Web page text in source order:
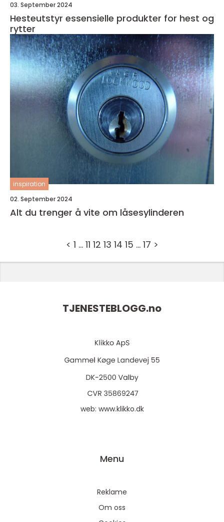
03. September 2024
Hesteutstyr essensielle produkter for hest og
rytter
inspiration
02. September 2024
Alt du trenger å vite om låsesylinderen
< 1 … 11 12 13 14 15 … 17 >
TJENESTEBLOGG.no
web: www.klikko.dk
Menu
Reklame
Om oss